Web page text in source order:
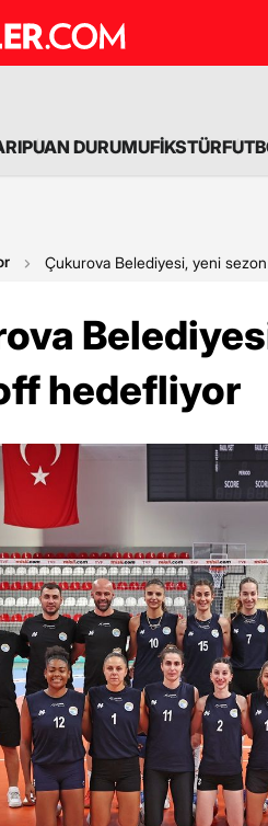
PUAN DURUMUFİKSTÜR
Çukurova Belediyesi, yeni
hedefliyor